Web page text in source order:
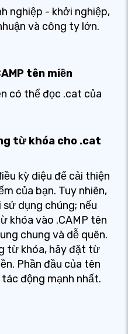
nghiệp - khởi nghiệp,
và công ty lớn.
tên miền
có thể đọc .cat của
từ khóa cho .cat
kỳ diệu để cải thiện
của bạn. Tuy nhiên,
dụng chúng; nếu
khóa vào .CAMP tên
chung và dễ quên.
từ khóa, hãy đặt từ
Phần đầu của tên
động mạnh nhất.